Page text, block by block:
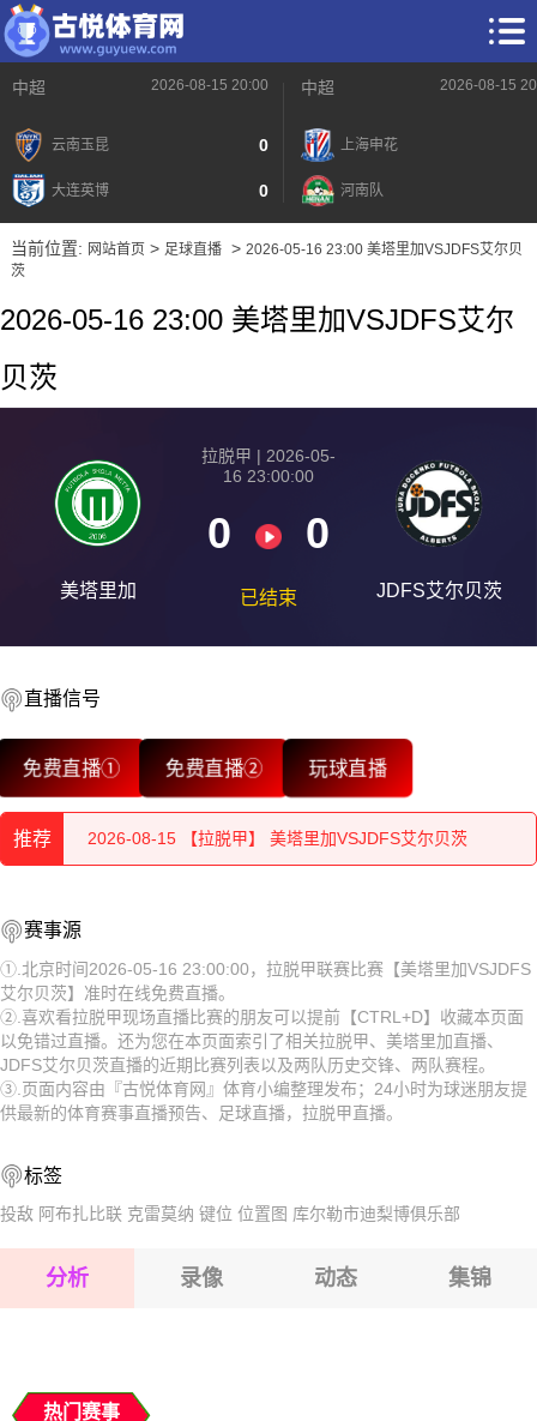
中超 2026-08-15 20:00
云南玉昆 0
大连英博 0
中超 2026-08-15
上海申花
河南队
当前位置: 网站首页> 足球直播> 2026-05-16 23:00 美塔里加VSJDFS艾尔贝
茨
2026-05-16 23:00 美塔里加VSJDFS艾尔
贝茨
美塔里加
拉脱甲 | 2026-05-
16 23:00:00
0 0
已结束 JDFS艾尔贝茨
直播信号
免费直播① 免费直播② 玩球直播
推荐
2026-08-15 【拉脱甲】 美塔里加VSJDFS艾尔贝茨
2026-08-15 【拉脱甲】 美塔里加VSJDFS艾尔贝茨
2026-08-15 【拉脱甲】 美塔里加VSJDFS艾尔贝茨
2026-08-15 【拉脱甲】 美塔里加VSJDFS艾尔贝茨
2026-08-15 【拉脱甲】 美塔里加VSJDFS艾尔贝茨
2026-08-15 【拉脱甲】 美塔里加VSJDFS艾尔贝茨
2026-08-15 【拉脱甲】 美塔里加VSJDFS艾尔贝茨
2026-08-15 【拉脱甲】 美塔里加VSJDFS艾尔贝茨
2026-08-15 【拉脱甲】 美塔里加VSJDFS艾尔贝茨
2026-08-15 【拉脱甲】 美塔里加VSJDFS艾尔贝茨
赛事源
①.北京时间2026-05-16 23:00:00，拉脱甲联赛比赛【美塔里加VSJDFS
艾尔贝茨】准时在线免费直播。
②.喜欢看拉脱甲现场直播比赛的朋友可以提前【CTRL+D】收藏本页面
以免错过直播。还为您在本页面索引了相关拉脱甲、美塔里加直播、
JDFS艾尔贝茨直播的近期比赛列表以及两队历史交锋、两队赛程。
③.页面内容由『古悦体育网』体育小编整理发布；24小时为球迷朋友提
供最新的体育赛事直播预告、足球直播，拉脱甲直播。
标签
投敌 阿布扎比联 克雷莫纳 键位 位置图 库尔勒市迪梨博俱乐部
分析 录像 动态 集锦
热门赛事